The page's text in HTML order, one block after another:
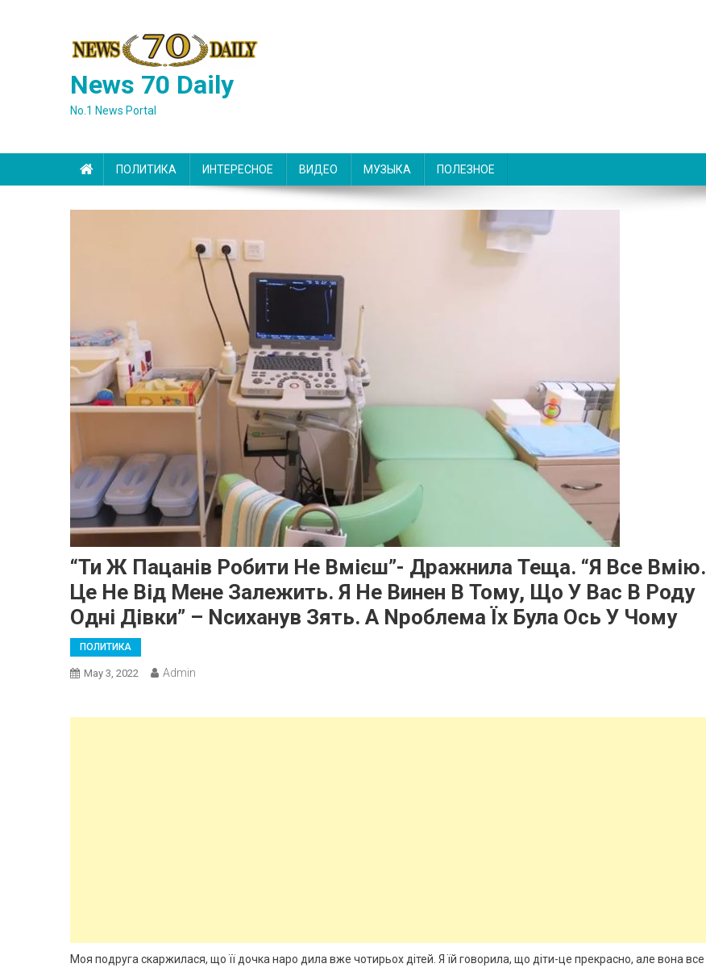
News 70 Daily
No.1 News Portal
ПОЛИТИКА ИНТЕРЕСНОЕ ВИДЕО МУЗЫКА ПОЛЕЗНОЕ
“Ти Ж Пацанів Робити Не Вмієш”- Дражнила Теща. “Я Все Вмію.
Це Не Від Мене Залежить. Я Не Винен В Тому, Що У Вас В Роду
Одні Дівки” – Nсиханув Зять. А Nроблема Їх Була Ось У Чому
ПОЛИТИКА
May 3, 2022 Admin
Моя подруга скаржилася, що її дочка наро дила вже чотирьох дітей. Я їй говорила, що діти-це прекрасно, але вона все